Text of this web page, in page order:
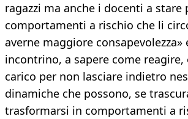
ragazzi ma anche i docenti a stare
comportamenti a rischio che li
averne maggiore consapevolezza»
incontrino, a sapere come reagire,
carico per non lasciare indietro
dinamiche che possono, se
trasformarsi in comportamenti a